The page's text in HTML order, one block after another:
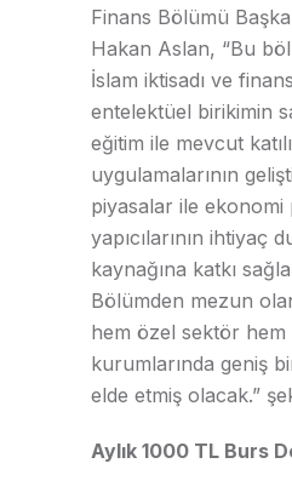
Finans Bölümü
Hakan Aslan, “Bu
İslam iktisadı ve
entelektüel birikimin
eğitim ile mevcut
uygulamalarının
piyasalar ile ekonomi
yapıcılarının ihtiyaç
kaynağına katkı
Bölümden mezun
hem özel sektör hem
kurumlarında geniş
elde etmiş olacak.”
Aylık 1000 TL Burs